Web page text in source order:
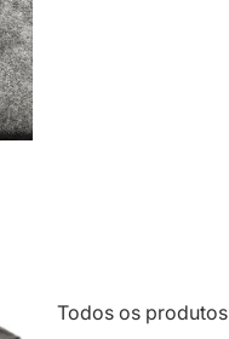
Todos os produtos